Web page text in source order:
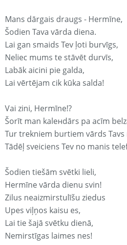
Mans dārgais draugs - Hermīne,
Šodien Tava vārda diena.
Lai gan smaids Tev ļoti burvīgs,
Neliec mums te stāvēt durvīs,
Labāk aicini pie galda,
Lai vērtējam cik kūka salda!
Vai zini, Hermīne!?
Šorīt man kaleнdārs pa acīm
Tur trekniem burtiem vārds Tavs
Tādēļ sveiciens Tev no manis
Šodien tiešām svētki lieli,
Hermīne vārda dienu svin!
Zilus neaizmirstulīšu ziedus
Upes viļņos kaisu es,
Lai tie šajā svētku dienā,
Nemirstīgas laimes nes!